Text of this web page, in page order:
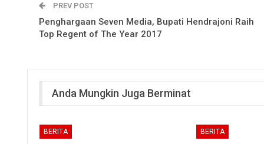
PREV POST
Penghargaan Seven Media, Bupati Hendrajoni Raih
Top Regent of The Year 2017
Anda Mungkin Juga Berminat
BERITA BERITA